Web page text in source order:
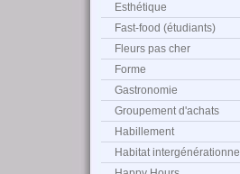
Esthétique
Fast-food (étudiants)
Fleurs pas cher
Forme
Gastronomie
Groupement d'achats
Habillement
Habitat intergénérationnel